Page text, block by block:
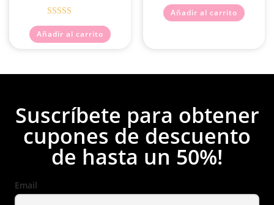
Valorado
con 4.67de
Añadir al carrito
Añadir al carrito
Suscríbete para obtener
cupones de descuento
de hasta un 50%!
Email